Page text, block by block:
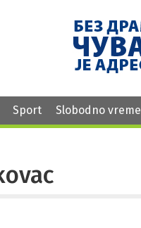
Sport Slobodno vreme